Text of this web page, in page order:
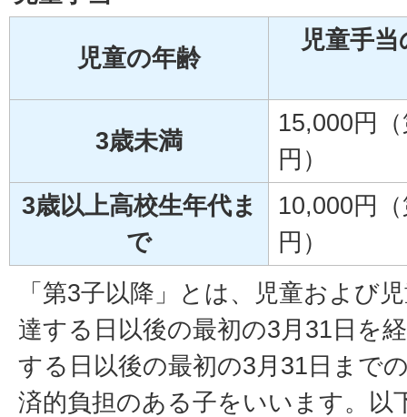
児童の年齢
児童手
3歳未満
15,000円
円）
3歳以上高校生年代ま
で
10,000円
円）
「第3子以降」とは、児童および
達する日以後の最初の3月31日を
する日以後の最初の3月31日まで
済的負担のある子をいいます。以